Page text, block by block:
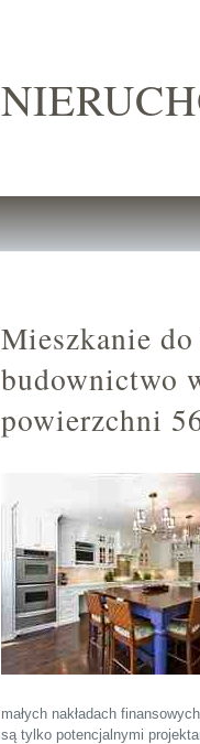
Mieszkanie
budownictwo
powierzchni
małych nakładach
są tylko potencjalnymi